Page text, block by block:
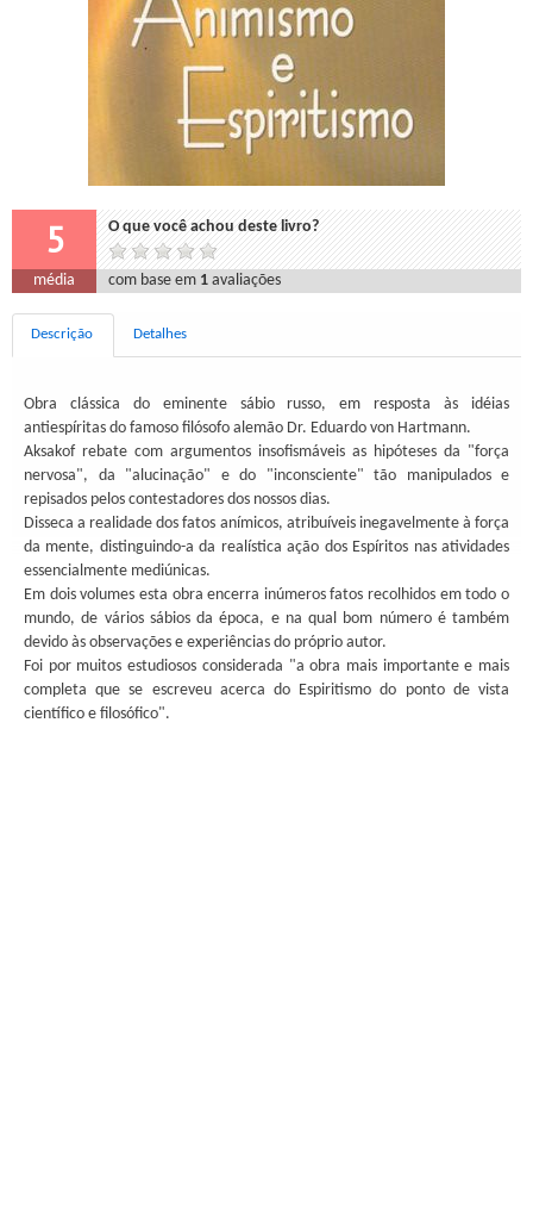
5 O que você achou deste livro?
média com base em 1 avaliações
Descrição Detalhes
Obra clássica do eminente sábio russo, em resposta às idéias
antiespíritas do famoso filósofo alemão Dr. Eduardo von Hartmann.
Aksakof rebate com argumentos insofismáveis as hipóteses da "força
nervosa", da "alucinação" e do "inconsciente" tão manipulados e
repisados pelos contestadores dos nossos dias.
Disseca a realidade dos fatos anímicos, atribuíveis inegavelmente à força
da mente, distinguindo-a da realística ação dos Espíritos nas atividades
essencialmente mediúnicas.
Em dois volumes esta obra encerra inúmeros fatos recolhidos em todo o
mundo, de vários sábios da época, e na qual bom número é também
devido às observações e experiências do próprio autor.
Foi por muitos estudiosos considerada "a obra mais importante e mais
completa que se escreveu acerca do Espiritismo do ponto de vista
científico e filosófico".